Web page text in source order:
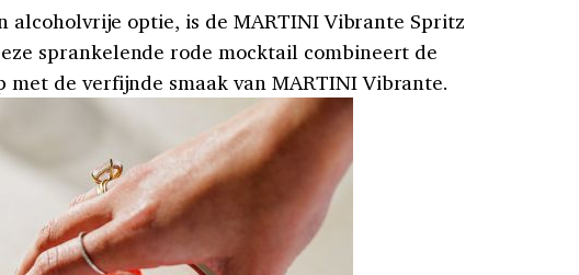
alcoholvrije optie, is de MARTINI Vibrante Spritz
sprankelende rode mocktail combineert de
met de verfijnde smaak van MARTINI Vibrante.